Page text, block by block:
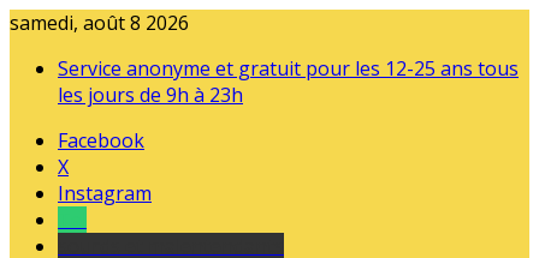
samedi, août 8 2026
Service anonyme et gratuit pour les 12-25 ans tous
les jours de 9h à 23h
Facebook
X
Instagram